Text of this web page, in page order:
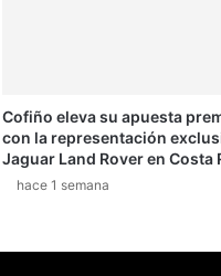
Cofiño eleva su apuesta
con la representación
Jaguar Land Rover en Costa
hace 1 semana